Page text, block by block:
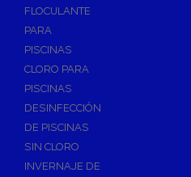
FLOCULANTE
PARA
PISCINAS
CLORO PARA
PISCINAS
DESINFECCIÓN
DE PISCINAS
SIN CLORO
INVERNAJE DE